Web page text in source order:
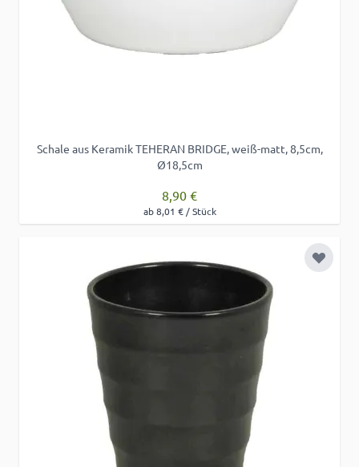
Schale aus Keramik TEHERAN BRIDGE, weiß-matt, 8,5cm,
Ø18,5cm
8,90 €
ab 8,01 € / Stück
Zur